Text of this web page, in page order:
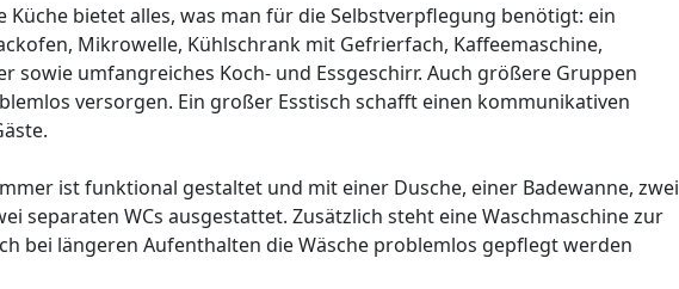
Küche bietet alles, was man für die Selbstverpflegung benötigt: ein
Mikrowelle, Kühlschrank mit Gefrierfach, Kaffeemaschine,
sowie umfangreiches Koch- und Essgeschirr. Auch größere Gruppen
versorgen. Ein großer Esstisch schafft einen kommunikativen
ist funktional gestaltet und mit einer Dusche, einer Badewanne, zwei
separaten WCs ausgestattet. Zusätzlich steht eine Waschmaschine zur
bei längeren Aufenthalten die Wäsche problemlos gepflegt werden